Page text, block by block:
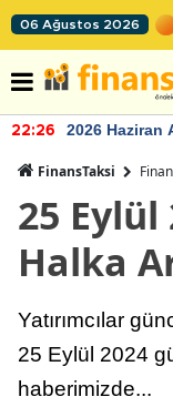
06 Ağustos 2026
22:26 2026 Haziran
FinansTaksi
25 Eylül
Halka
Yatırımcılar
25 Eylül 2024
haberimizde...